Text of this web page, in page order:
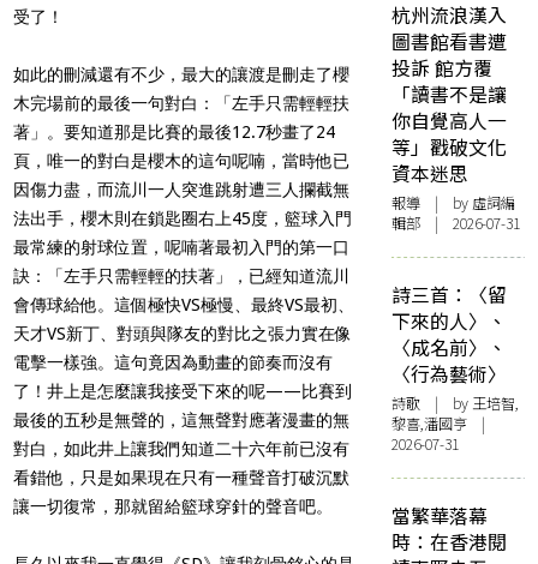
受了！
如此的刪減還有不少，最大的讓渡是刪走了櫻
木完場前的最後一句對白：「左手只需輕輕扶
著」。要知道那是比賽的最後12.7秒畫了24
頁，唯一的對白是櫻木的這句呢喃，當時他已
因傷力盡，而流川一人突進跳射遭三人攔截無
法出手，櫻木則在鎖匙圈右上45度，籃球入門
最常練的射球位置，呢喃著最初入門的第一口
訣：「左手只需輕輕的扶著」，已經知道流川
會傳球給他。這個極快VS極慢、最終VS最初、
天才VS新丁、對頭與隊友的對比之張力實在像
電擊一樣強。這句竟因為動畫的節奏而沒有
了！井上是怎麼讓我接受下來的呢——比賽到
最後的五秒是無聲的，這無聲對應著漫畫的無
對白，如此井上讓我們知道二十六年前已沒有
看錯他，只是如果現在只有一種聲音打破沉默
讓一切復常，那就留給籃球穿針的聲音吧。
杭州流浪漢入
圖書館看書遭
投訴 館方覆
「讀書不是讓
你自覺高人一
等」戳破文化
資本迷思
報導 | by 虛詞編
輯部 | 2026-07-31
詩三首：〈留
下來的人〉、
〈成名前〉、
〈行為藝術〉
詩歌 | by 王培智,
黎喜,潘國亨 |
2026-07-31
當繁華落幕
時：在香港閱